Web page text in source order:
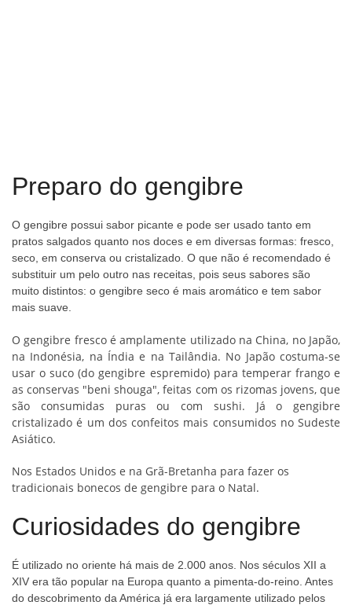
Preparo do gengibre
O gengibre possui sabor picante e pode ser usado tanto em
pratos salgados quanto nos doces e em diversas formas: fresco,
seco, em conserva ou cristalizado. O que não é recomendado é
substituir um pelo outro nas receitas, pois seus sabores são
muito distintos: o gengibre seco é mais aromático e tem sabor
mais suave.
O gengibre fresco é amplamente utilizado na China, no Japão,
na Indonésia, na Índia e na Tailândia. No Japão costuma-se
usar o suco (do gengibre espremido) para temperar frango e
as conservas "beni shouga", feitas com os rizomas jovens, que
são consumidas puras ou com sushi. Já o gengibre
cristalizado é um dos confeitos mais consumidos no Sudeste
Asiático.
Nos Estados Unidos e na Grã-Bretanha para fazer os
tradicionais bonecos de gengibre para o Natal.
Curiosidades do gengibre
É utilizado no oriente há mais de 2.000 anos. Nos séculos XII a
XIV era tão popular na Europa quanto a pimenta-do-reino. Antes
do descobrimento da América já era largamente utilizado pelos